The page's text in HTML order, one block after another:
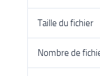
Taille du fichier
Nombre de